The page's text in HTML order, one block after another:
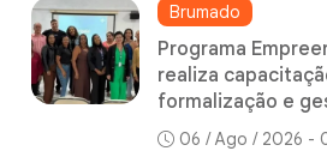
Brumado
Programa
realiza
formalização e
06 / Ago / 2026 -